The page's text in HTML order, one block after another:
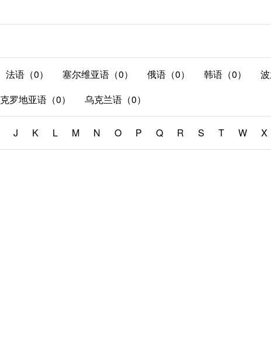
法语（0） 塞尔维亚语（0） 俄语（0） 韩语（0）
克罗地亚语（0） 乌克兰语（0）
J K L M N O P Q R S T W X